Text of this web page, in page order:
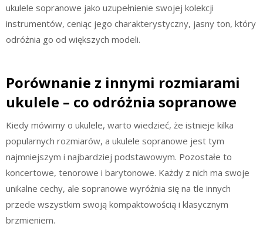
ukulele sopranowe jako uzupełnienie swojej kolekcji
instrumentów, ceniąc jego charakterystyczny, jasny ton, który
odróżnia go od większych modeli.
Porównanie z innymi rozmiarami
ukulele – co odróżnia sopranowe
Kiedy mówimy o ukulele, warto wiedzieć, że istnieje kilka
popularnych rozmiarów, a ukulele sopranowe jest tym
najmniejszym i najbardziej podstawowym. Pozostałe to
koncertowe, tenorowe i barytonowe. Każdy z nich ma swoje
unikalne cechy, ale sopranowe wyróżnia się na tle innych
przede wszystkim swoją kompaktowością i klasycznym
brzmieniem.